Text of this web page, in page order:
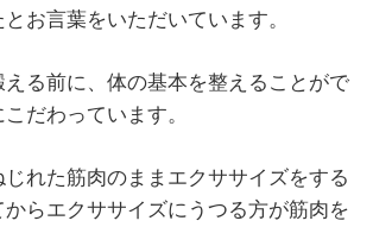
お言葉をいただいています。
える前に、体の基本を整えることがで
だわっています。
れた筋肉のままエクササイズをする
からエクササイズにうつる方が筋肉を